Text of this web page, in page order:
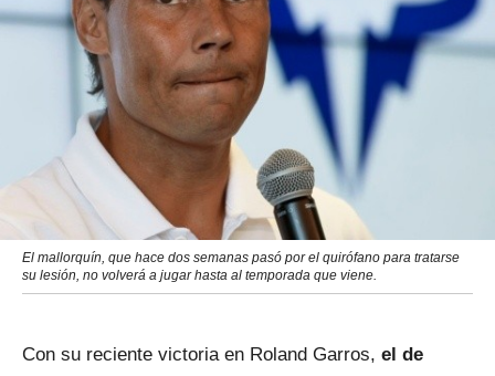
El mallorquín, que hace dos semanas pasó por el quirófano para tratarse
su lesión, no volverá a jugar hasta al temporada que viene.
Con su reciente victoria en Roland Garros, el de